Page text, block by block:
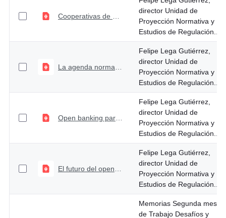
director Unidad de
Proyección Normativa y
Estudios de Regulación...
Felipe Lega Gutiérrez,
director Unidad de
Proyección Normativa y
Estudios de Regulación...
Open banking para el sector de crédito y recuperación
Felipe Lega Gutiérrez,
director Unidad de
Proyección Normativa y
Estudios de Regulación...
Felipe Lega Gutiérrez,
director Unidad de
Proyección Normativa y
Estudios de Regulación...
Memorias Segunda mesa
de Trabajo Desafíos y